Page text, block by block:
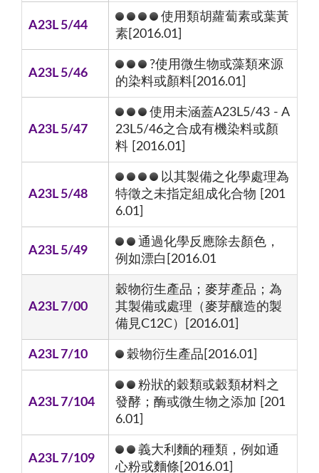
A23L 5/44
使用類胡蘿蔔素或葉黃
素[2016.01]
A23L 5/46
?使用微生物或藻類來源
的染料或顏料[2016.01]
A23L 5/47
使用未涵蓋A23L5/43 - A
23L5/46之合成有機染料或顏
料 [2016.01]
A23L 5/48
以其製備之化學處理為
特徵之未指定組成化合物 [201
6.01]
A23L 5/49
通過化學反應除去顏色，
例如漂白[2016.01
A23L 7/00
穀物衍生產品；麥芽產品；為
其製備或處理（麥芽釀造的製
備見C12C）[2016.01]
A23L 7/10 穀物衍生產品[2016.01]
A23L 7/104
粉狀的穀類或穀類材料之
發酵；酶或微生物之添加 [201
6.01]
A23L 7/109
義大利麵的種類，例如通
心粉或麵條[2016.01]